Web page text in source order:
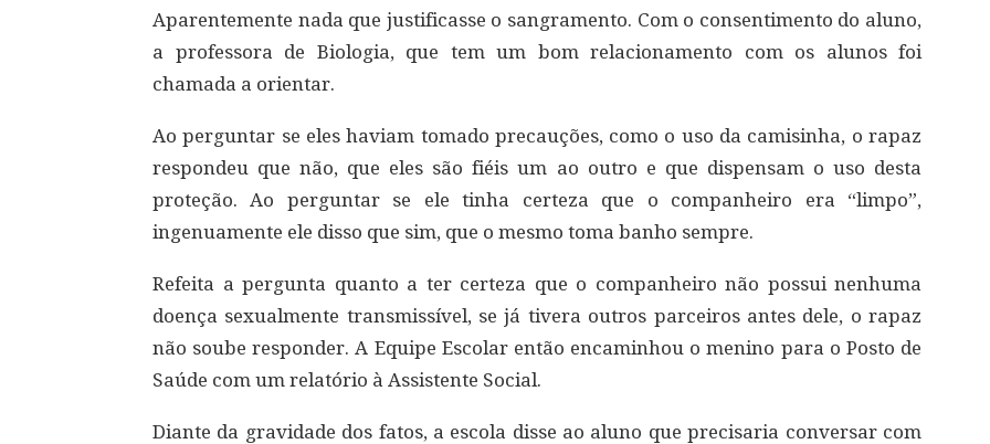
Aparentemente nada que justificasse o sangramento. Com o consentimento do aluno,
a professora de Biologia, que tem um bom relacionamento com os alunos foi
chamada a orientar.
Ao perguntar se eles haviam tomado precauções, como o uso da camisinha, o rapaz
respondeu que não, que eles são fiéis um ao outro e que dispensam o uso desta
proteção. Ao perguntar se ele tinha certeza que o companheiro era “limpo”,
ingenuamente ele disso que sim, que o mesmo toma banho sempre.
Refeita a pergunta quanto a ter certeza que o companheiro não possui nenhuma
doença sexualmente transmissível, se já tivera outros parceiros antes dele, o rapaz
não soube responder. A Equipe Escolar então encaminhou o menino para o Posto de
Saúde com um relatório à Assistente Social.
Diante da gravidade dos fatos, a escola disse ao aluno que precisaria conversar com